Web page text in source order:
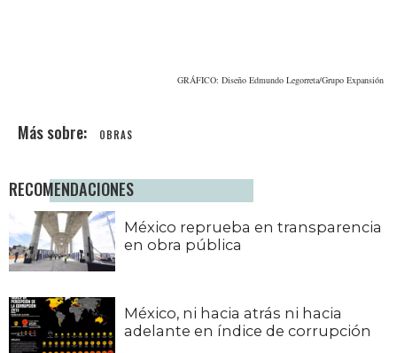
GRÁFICO: Diseño Edmundo Legorreta/Grupo Expansión
OBRAS
RECOMENDACIONES
México reprueba en transparencia
en obra pública
México, ni hacia atrás ni hacia
adelante en índice de corrupción